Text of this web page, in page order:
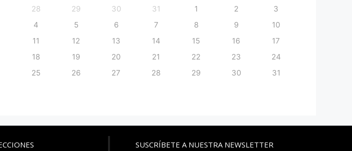
28 29 30 31 1 2
3
4
5 6 7 8 9
10
11
12 13 14 15 16
17
18
19 20 21 22 23
24
25
26 27 28 29 30 31
SUSCRÍBETE A NUESTRA NEWSLETTER